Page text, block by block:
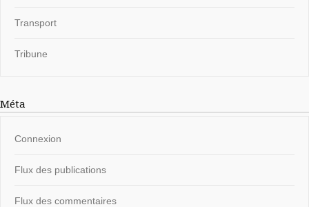
Transport
Tribune
Méta
Connexion
Flux des publications
Flux des commentaires